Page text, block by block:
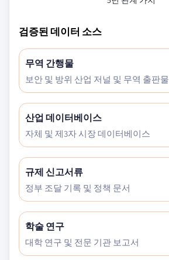
검증된 데이터 소스
무역 간행물
보안 및 방위 산업 저널 및 무역 출판물
산업 데이터베이스
자체 및 제3자 시장 데이터베이스
규제 신고서류
정부 조달 기록 및 정책 문서
학술 연구
대학 연구 및 전문 기관 보고서